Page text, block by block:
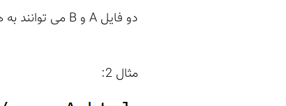
دو فایل A و B می توانند به هم دسترسی داشته باشند، چون که هر دو در دایرکتوری یکسان X هستند.
مثال 2: